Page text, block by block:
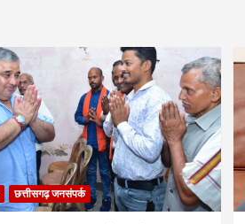
छत्तीसगढ़ जनसंपर्क